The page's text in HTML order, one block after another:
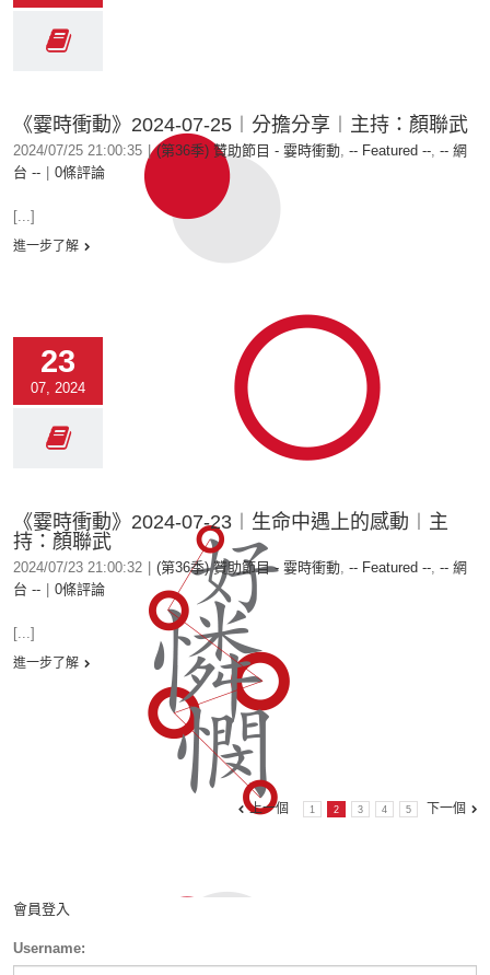
《霎時衝動》2024-07-25︱分擔分享︱主持：顏聯武
2024/07/25 21:00:35 | (第36季) 贊助節目 - 霎時衝動, -- Featured --, -- 網
台 --
0條評論
[...]
進一步了解
23
07, 2024
《霎時衝動》2024-07-23︱生命中遇上的感動︱主
持：顏聯武
2024/07/23 21:00:32 (第36季) 贊助節目 - 霎時衝動, -- Featured --, -- 網
台 --
0條評論
[...]
進一步了解
上一個 1 2 3 4 5 下一個
會員登入
Username: